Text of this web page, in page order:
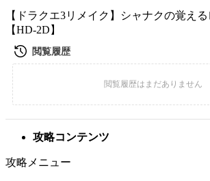
【ドラクエ3リメイク】シャナクの覚え
【HD-2D】
攻略コンテンツ
攻略メニュー